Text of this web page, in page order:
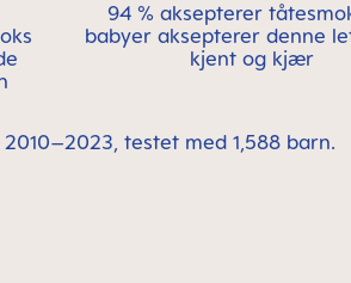
94 % aksepterer
babyer aksepterer denne
kjent og kjær
testet med 1,588 barn.